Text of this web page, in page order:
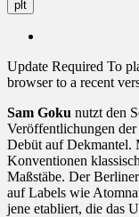
plt
Update Required To
browser to a recent
Sam Goku nutzt den
Veröffentlichungen
Debüt auf Dekmantel.
Konventionen
Maßstäbe. Der
auf Labels wie
jene etabliert, die das